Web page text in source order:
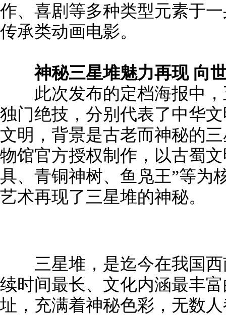
作、喜剧等多种类型元素于
传承类动画电影。
神秘三星堆魅力再现 向
此次发布的定档海报中，
独门绝技，分别代表了中华
文明，背景是古老而神秘的
物馆官方授权制作，以古蜀
具、青铜神树、鱼凫王”等为
艺术再现了三星堆的神秘。
三星堆，是迄今在我国西
续时间最长、文化内涵最丰
址，充满着神秘色彩，无数